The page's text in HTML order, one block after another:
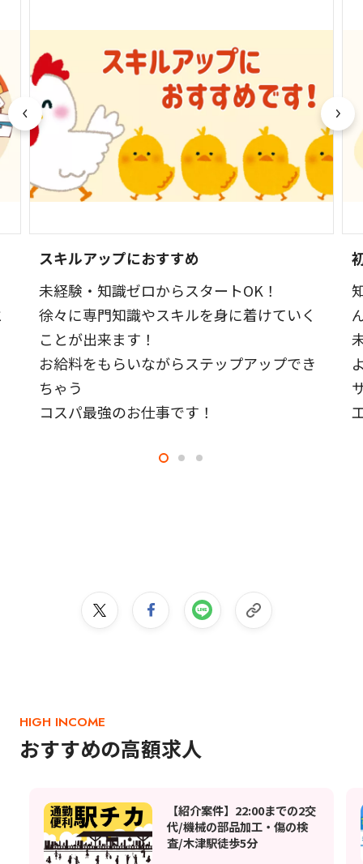
スキルアップにおすすめ
未経験・知識ゼロからスタートOK！
徐々に専門知識やスキルを身に着けていく
ことが出来ます！
お給料をもらいながらステップアップでき
ちゃう
コスパ最強のお仕事です！
HIGH INCOME
おすすめの高額求人
【紹介案件】22:00までの2交
代/機械の部品加工・傷の検
査/木津駅徒歩5分